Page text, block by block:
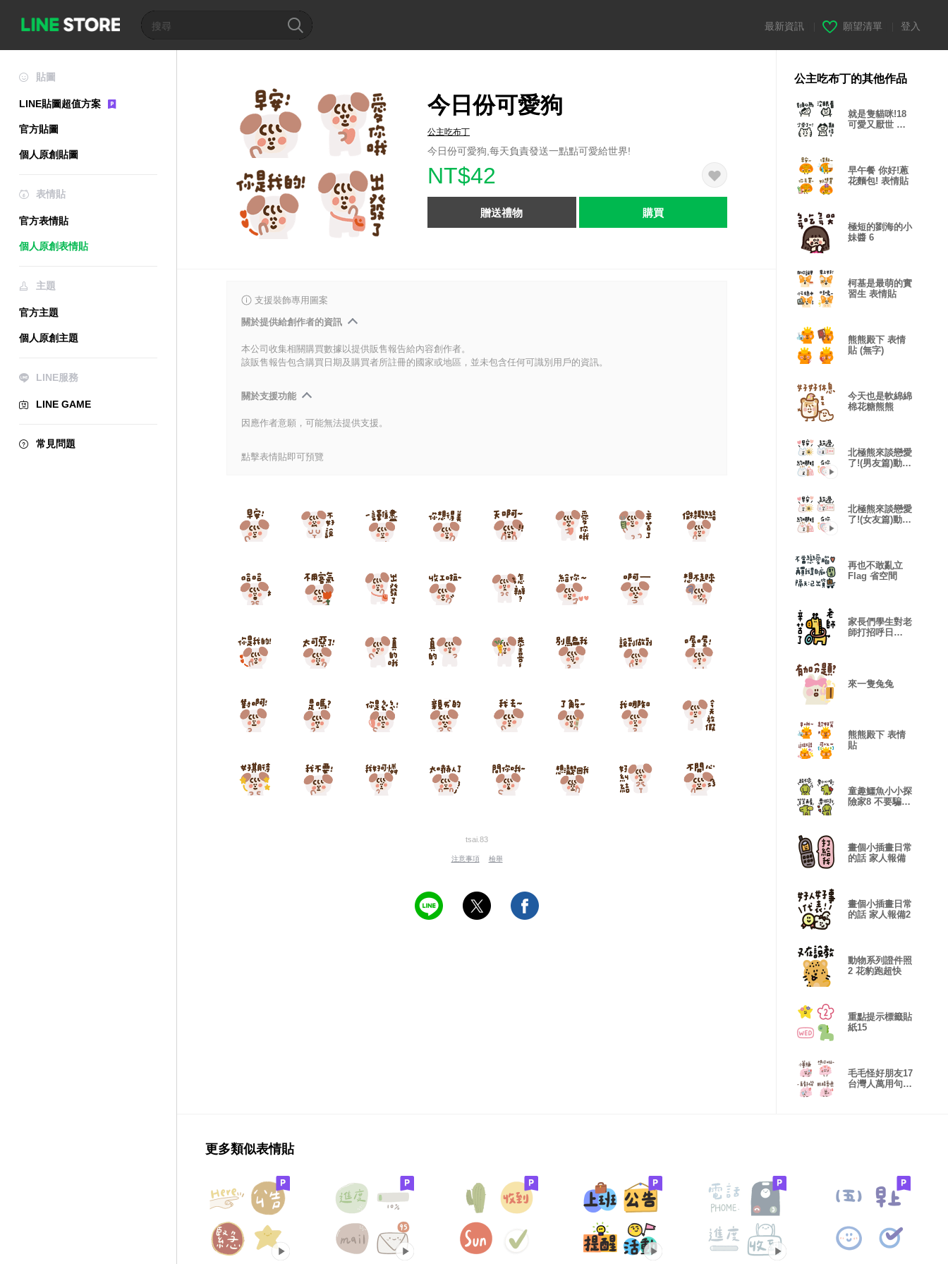
最新資訊 願望清單 登入
貼圖
LINE貼圖超值方案
官方貼圖
個人原創貼圖
表情貼
官方表情貼
個人原創表情貼
主題
官方主題
個人原創主題
LINE服務
LINE GAME
常見問題
今日份可愛狗
公主吃布丁
今日份可愛狗,每天負責發送一點點可愛給世界!
NT$42
贈送禮物 購買
支援裝飾專用圖案
關於提供給創作者的資訊
本公司收集相關購買數據以提供販售報告給內容創作者。
該販售報告包含購買日期及購買者所註冊的國家或地區，並未包含任何可識別用戶的資訊。
關於支援功能
因應作者意願，可能無法提供支援。
點擊表情貼即可預覽
tsai.83
注意事項 檢舉
公主吃布丁的其他作品
就是隻貓咪!18
可愛又厭世 表
早午餐 你好!蔥
花麵包! 表情貼
極短的劉海的小
妹醬 6
柯基是最萌的實
習生 表情貼
熊熊殿下 表情
貼 (無字)
今天也是軟綿綿
棉花糖熊熊
北極熊來談戀愛
了!(男友篇)動態
北極熊來談戀愛
了!(女友篇)動態
再也不敢亂立
Flag 省空間
家長們學生對老
師打招呼日
來一隻兔兔
熊熊殿下 表情
貼
童趣鱷魚小小探
險家8 不要騙
畫個小插畫日常
的話 家人報備
畫個小插畫日常
的話 家人報備2
動物系列證件照
2 花豹跑超快
重點提示標籤貼
紙15
毛毛怪好朋友17
台灣人萬用句
更多類似表情貼